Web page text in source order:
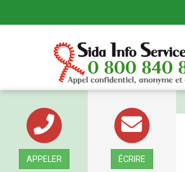
APPELER ÉCRIRE